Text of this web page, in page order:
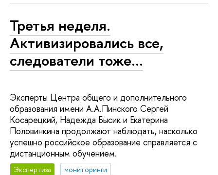
Третья неделя.
Активизировались все,
следователи тоже…
Эксперты Центра общего и дополнительного
образования имени А.А.Пинского Сергей
Косарецкий, Надежда Бысик и Екатерина
Половинкина продолжают наблюдать, насколько
успешно российское образование справляется с
дистанционным обучением.
Экспертиза
мониторинги